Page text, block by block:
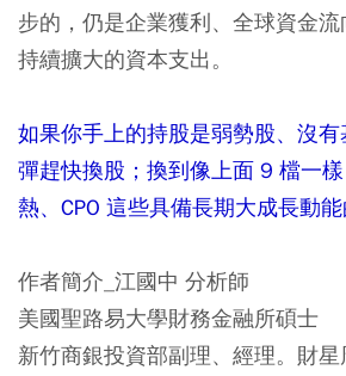
步的，仍是企業獲利、全球資金
持續擴大的資本支出。
如果你手上的持股是弱勢股、沒
彈趕快換股；換到像上面 9 檔一
熱、CPO 這些具備長期大成長動能
作者簡介_江國中 分析師
美國聖路易大學財務金融所碩士
新竹商銀投資部副理、經理。財